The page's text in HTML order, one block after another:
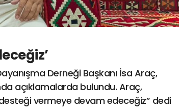
Derneği Başkanı İsa Araç,
açıklamalarda bulundu. Araç,
vermeye devam edeceğiz” dedi